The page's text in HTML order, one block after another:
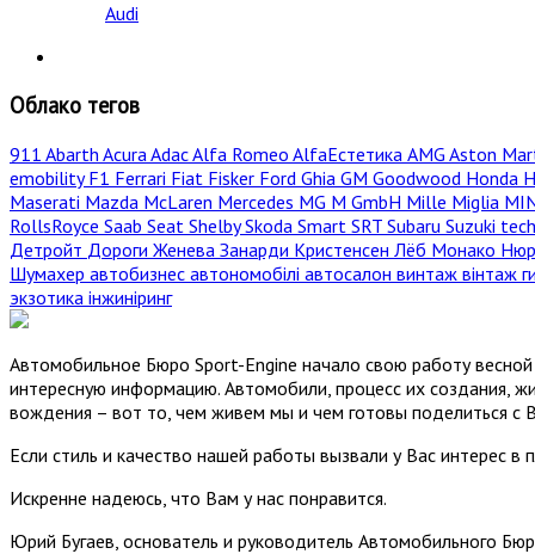
Audi
Облако тегов
911 Abarth Acura AdacAlfa Romeo AlfaЕстетика AMG Aston
emobilityF1 Ferrari Fiat Fisker Ford Ghia GM Goodwood Honda
Maserati Mazda McLaren Mercedes MG M GmbH Mille Miglia
RollsRoyce Saab Seat ShelbySkoda Smart SRT Subaru Suzuki
Детройт Дороги Женева Занарди Кристенсен Лёб Монако
Шумахер автобизнес автономобілі автосалон винтаж вінтаж
экзотика інжиніринг
Автомобильное Бюро Sport-Engine начало свою работу
интересную информацию. Автомобили, процесс их создания,
вождения – вот то, чем живем мы и чем готовы поделиться с
Если стиль и качество нашей работы вызвали у Вас интерес в
Искренне надеюсь, что Вам у нас понравится.
Юрий Бугаев, основатель и руководитель Автомобильного